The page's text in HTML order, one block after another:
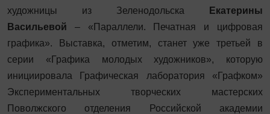
художницы из Зеленодольска
Екатерины
Васильевой – «Параллели. Печатная и цифровая
графика». Выставка, отметим, станет уже третьей в
серии «Графика молодых художников», которую
инициировала Графическая лаборатория «Графком»
Экспериментальных творческих мастерских
Поволжского отделения Российской академии